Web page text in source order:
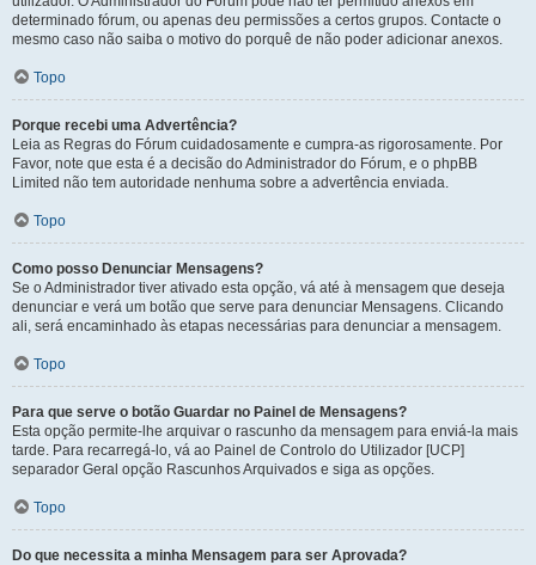
determinado fórum, ou apenas deu permissões a certos grupos. Contacte o
mesmo caso não saiba o motivo do porquê de não poder adicionar anexos.
Topo
Porque recebi uma Advertência?
Leia as Regras do Fórum cuidadosamente e cumpra-as rigorosamente. Por
Favor, note que esta é a decisão do Administrador do Fórum, e o phpBB
Limited não tem autoridade nenhuma sobre a advertência enviada.
Topo
Como posso Denunciar Mensagens?
Se o Administrador tiver ativado esta opção, vá até à mensagem que deseja
denunciar e verá um botão que serve para denunciar Mensagens. Clicando
ali, será encaminhado às etapas necessárias para denunciar a mensagem.
Topo
Para que serve o botão Guardar no Painel de Mensagens?
Esta opção permite-lhe arquivar o rascunho da mensagem para enviá-la mais
tarde. Para recarregá-lo, vá ao Painel de Controlo do Utilizador [UCP]
separador Geral opção Rascunhos Arquivados e siga as opções.
Topo
Do que necessita a minha Mensagem para ser Aprovada?